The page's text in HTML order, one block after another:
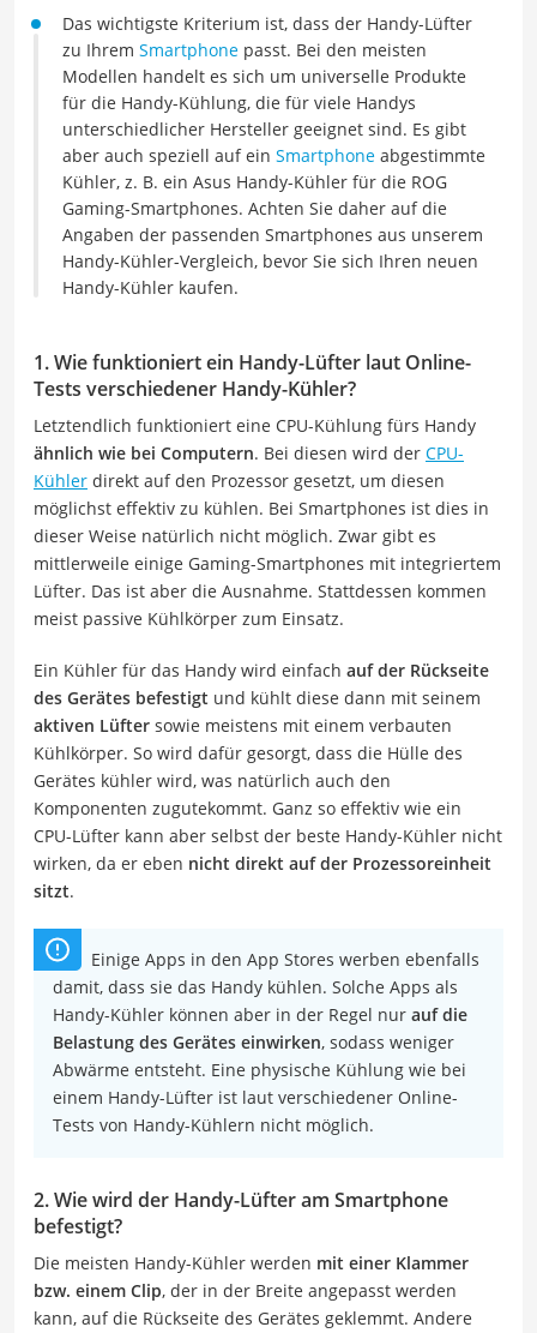
Das wichtigste Kriterium ist, dass der Handy-Lüfter
zu Ihrem Smartphone passt. Bei den meisten
Modellen handelt es sich um universelle Produkte
für die Handy-Kühlung, die für viele Handys
unterschiedlicher Hersteller geeignet sind. Es gibt
aber auch speziell auf ein Smartphone abgestimmte
Kühler, z. B. ein Asus Handy-Kühler für die ROG
Gaming-Smartphones. Achten Sie daher auf die
Angaben der passenden Smartphones aus unserem
Handy-Kühler-Vergleich, bevor Sie sich Ihren neuen
Handy-Kühler kaufen.
1. Wie funktioniert ein Handy-Lüfter laut Online-
Tests verschiedener Handy-Kühler?
Letztendlich funktioniert eine CPU-Kühlung fürs Handy
ähnlich wie bei Computern. Bei diesen wird der CPU-
Kühler direkt auf den Prozessor gesetzt, um diesen
möglichst effektiv zu kühlen. Bei Smartphones ist dies in
dieser Weise natürlich nicht möglich. Zwar gibt es
mittlerweile einige Gaming-Smartphones mit integriertem
Lüfter. Das ist aber die Ausnahme. Stattdessen kommen
meist passive Kühlkörper zum Einsatz.
Ein Kühler für das Handy wird einfach auf der Rückseite
des Gerätes befestigt und kühlt diese dann mit seinem
aktiven Lüfter sowie meistens mit einem verbauten
Kühlkörper. So wird dafür gesorgt, dass die Hülle des
Gerätes kühler wird, was natürlich auch den
Komponenten zugutekommt. Ganz so effektiv wie ein
CPU-Lüfter kann aber selbst der beste Handy-Kühler nicht
wirken, da er eben nicht direkt auf der Prozessoreinheit
sitzt.
Einige Apps in den App Stores werben ebenfalls
damit, dass sie das Handy kühlen. Solche Apps als
Handy-Kühler können aber in der Regel nur auf die
Belastung des Gerätes einwirken, sodass weniger
Abwärme entsteht. Eine physische Kühlung wie bei
einem Handy-Lüfter ist laut verschiedener Online-
Tests von Handy-Kühlern nicht möglich.
2. Wie wird der Handy-Lüfter am Smartphone
befestigt?
Die meisten Handy-Kühler werden mit einer Klammer
bzw. einem Clip, der in der Breite angepasst werden
kann, auf die Rückseite des Gerätes geklemmt. Andere